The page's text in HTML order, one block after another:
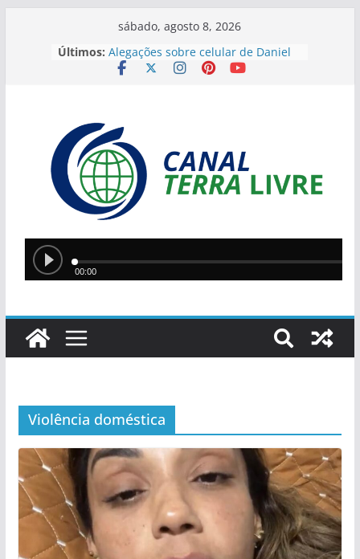
sábado, agosto 8, 2026
Últimos: Alegações sobre celular de Daniel
Vorcaro levantam especulações
manutenção
Operação da PM encontra
plantação de maconha e apreende
armas na zona rural de São
Raimundo Nonato
JEPIs 2026 movimentam Teresina
Lula e Alcolumbre retomam diálogo
em encontro na casa de Alexandre
Violência doméstica